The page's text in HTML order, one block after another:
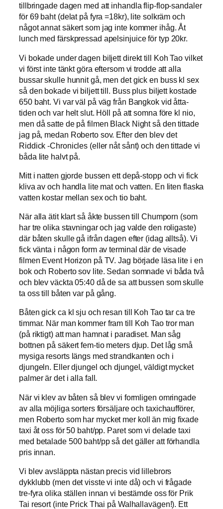
tillbringade dagen med att inhandla flip-flop-sandaler
för 69 baht (delat på fyra =18kr), lite solkräm och
något annat säkert som jag inte kommer ihåg. Åt
lunch med färskpressad apelsinjuice för typ 20kr.
Vi bokade under dagen biljett direkt till Koh Tao vilket
vi först inte tänkt göra eftersom vi trodde att alla
bussar skulle hunnit gå, men det gick en buss kl sex
så den bokade vi biljett till. Buss plus biljett kostade
650 baht. Vi var väl på väg från Bangkok vid åtta-
tiden och var helt slut. Höll på att somna före kl nio,
men då satte de på filmen Black Night så den tittade
jag på, medan Roberto sov. Efter den blev det
Riddick -Chronicles (eller nåt sånt) och den tittade vi
båda lite halvt på.
Mitt i natten gjorde bussen ett depå-stopp och vi fick
kliva av och handla lite mat och vatten. En liten flaska
vatten kostar mellan sex och tio baht.
När alla ätit klart så åkte bussen till Chumporn (som
har tre olika stavningar och jag valde den roligaste)
där båten skulle gå ifrån dagen efter (idag alltså). Vi
fick vänta i någon form av terminal där de visade
filmen Event Horizon på TV. Jag började läsa lite i en
bok och Roberto sov lite. Sedan somnade vi båda två
och blev väckta 05:40 då de sa att bussen som skulle
ta oss till båten var på gång.
Båten gick ca kl sju och resan till Koh Tao tar ca tre
timmar. När man kommer fram till Koh Tao tror man
(på riktigt) att man hamnat i paradiset. Man såg
bottnen på säkert fem-tio meters djup. Det låg små
mysiga resorts längs med strandkanten och i
djungeln. Eller djungel och djungel, väldigt mycket
palmer är det i alla fall.
När vi klev av båten så blev vi formligen omringade
av alla möjliga sorters försäljare och taxichaufförer,
men Roberto som har mycket mer koll än mig fixade
taxi åt oss för 50 baht/pp. Paret som vi delade taxi
med betalade 500 baht/pp så det gäller att förhandla
pris innan.
Vi blev avsläppta nästan precis vid lillebrors
dykklubb (men det visste vi inte då) och vi frågade
tre-fyra olika ställen innan vi bestämde oss för Prik
Tai resort (inte Prick Thai på Walhallavägen!). Ett